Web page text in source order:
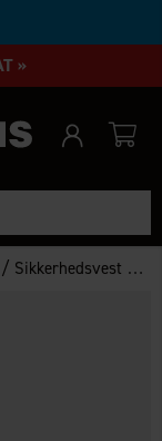
»
/ Sikkerhedsvest Pro XS